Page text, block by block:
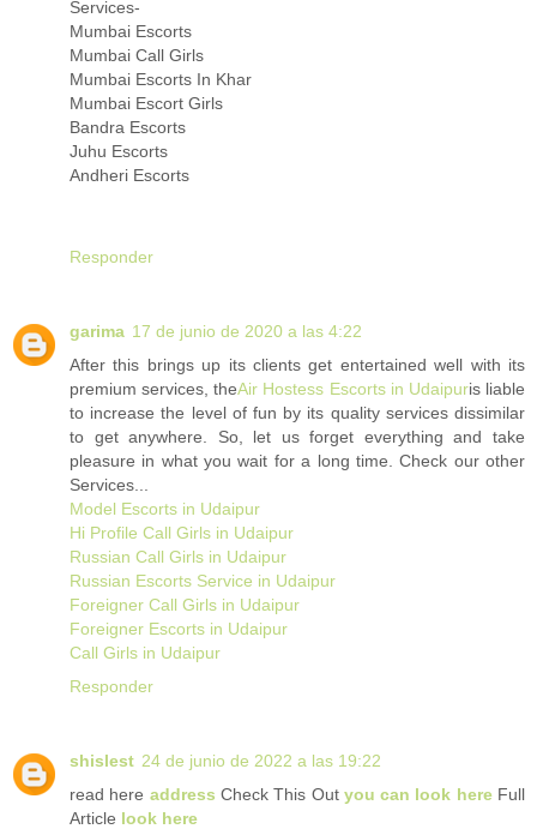
Services-
Mumbai Escorts
Mumbai Call Girls
Mumbai Escorts In Khar
Mumbai Escort Girls
Bandra Escorts
Juhu Escorts
Andheri Escorts
Responder
garima 17 de junio de 2020 a las 4:22
After this brings up its clients get entertained well with its
premium services, theAir Hostess Escorts in Udaipuris liable
to increase the level of fun by its quality services dissimilar
to get anywhere. So, let us forget everything and take
pleasure in what you wait for a long time. Check our other
Services...
Model Escorts in Udaipur
Hi Profile Call Girls in Udaipur
Russian Call Girls in Udaipur
Russian Escorts Service in Udaipur
Foreigner Call Girls in Udaipur
Foreigner Escorts in Udaipur
Call Girls in Udaipur
Responder
shislest 24 de junio de 2022 a las 19:22
read here address Check This Out you can look hereFull
Article look here